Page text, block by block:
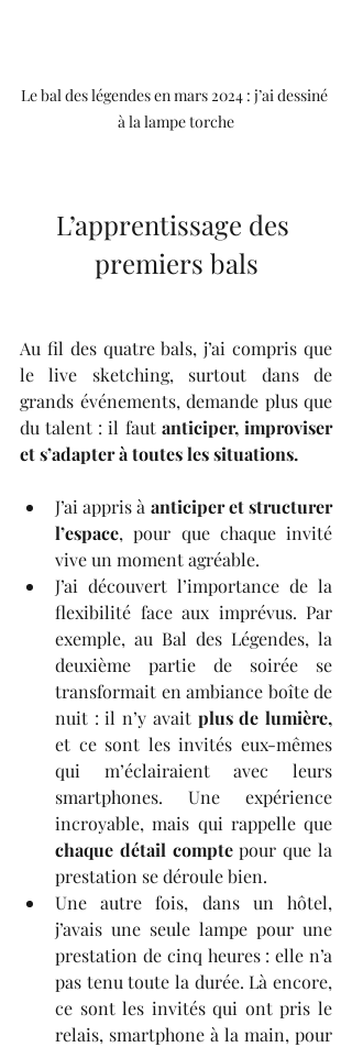
Le bal des légendes en mars 2024 : j’ai dessiné
à la lampe torche
L’apprentissage des
premiers bals
Au fil des quatre bals, j’ai compris que
le live sketching, surtout dans de
grands événements, demande plus que
du talent : il faut anticiper, improviser
et s’adapter à toutes les situations.
J’ai appris à anticiper et structurer
l’espace, pour que chaque invité
vive un moment agréable.
J’ai découvert l’importance de la
flexibilité face aux imprévus. Par
exemple, au Bal des Légendes, la
deuxième partie de soirée se
transformait en ambiance boîte de
nuit : il n’y avait plus de lumière,
et ce sont les invités eux-mêmes
qui m’éclairaient avec leurs
smartphones. Une expérience
chaque détail compte pour que la
prestation se déroule bien.
Une autre fois, dans un hôtel,
j’avais une seule lampe pour une
prestation de cinq heures : elle n’a
pas tenu toute la durée. Là encore,
ce sont les invités qui ont pris le
relais, smartphone à la main, pour